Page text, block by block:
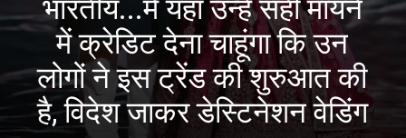
भारतीय...मैं यहां उन्हें सही मायने
में क्रेडिट देना चाहूंगा कि उन
लोगों ने इस ट्रेंड की शुरुआत की
है, विदेश जाकर डेस्टिनेशन वेडिंग